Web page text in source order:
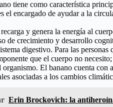
tiene como característica
el encargado de ayudar a la
y genera la energía al
de crecimiento y desarrollo
digestivo. Para las
que el cuerpo no
El banano cuenta con
asociadas a los cambios
Erin Brockovich: la